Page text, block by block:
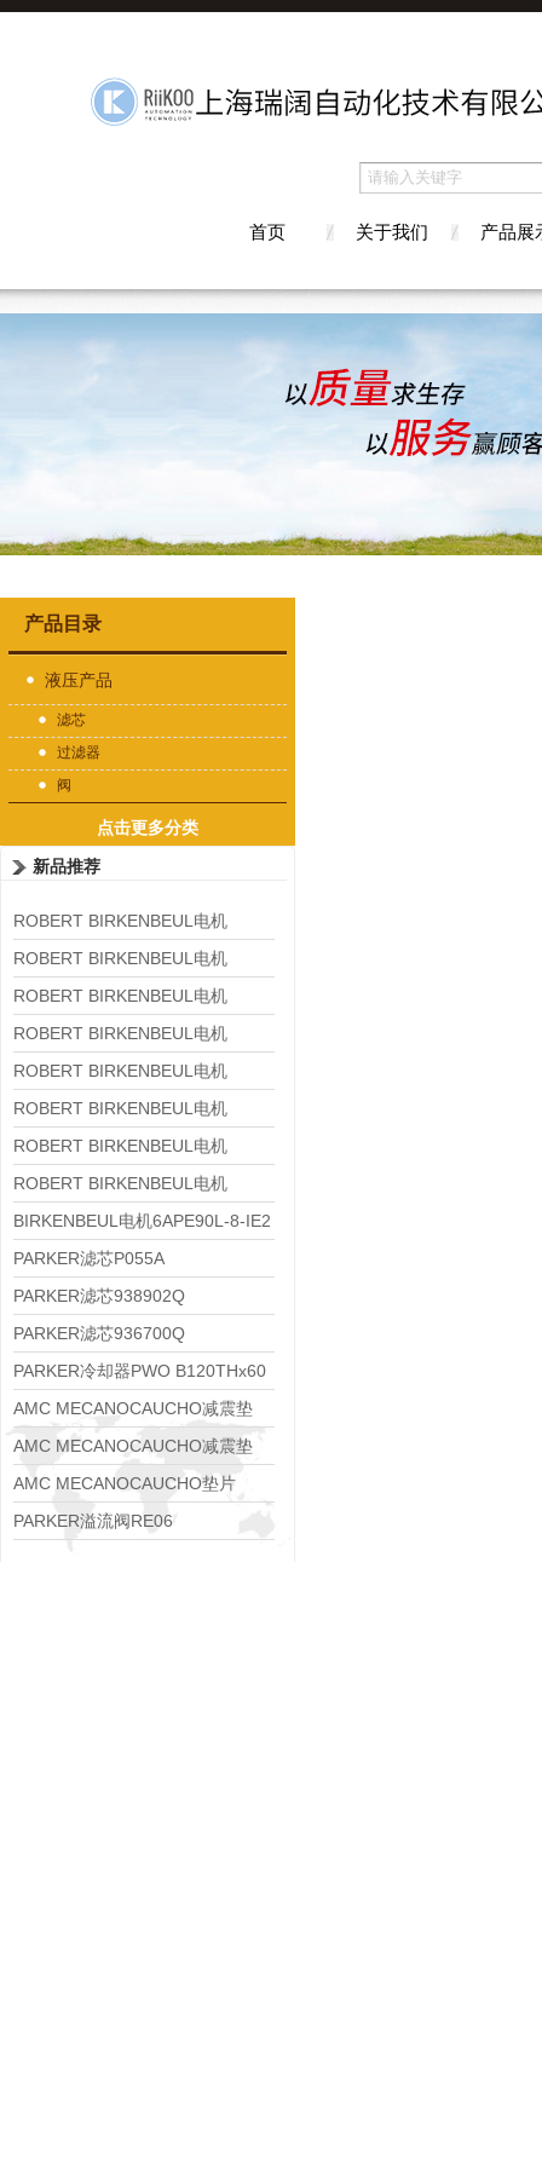
首页 关于我们 产品展
产品目录
液压产品
滤芯
过滤器
阀
点击更多分类
新品推荐
ROBERT BIRKENBEUL电机
8APE225M-4-IE3
ROBERT BIRKENBEUL电机
8APE180L-4 IE3
ROBERT BIRKENBEUL电机
8APE160M-6 IE3
ROBERT BIRKENBEUL电机
8APE160L-4-IE3
ROBERT BIRKENBEUL电机
8APE112M-6K-IE3
ROBERT BIRKENBEUL电机
8APE100L-2 IE3
ROBERT BIRKENBEUL电机
8APE90S-4 IE3
ROBERT BIRKENBEUL电机
8APE80M-2K-IE3
BIRKENBEUL电机6APE90L-8-IE2
PARKER滤芯P055A
PARKER滤芯938902Q
PARKER滤芯936700Q
PARKER冷却器PWO B120THx60
AMC MECANOCAUCHO减震垫
138552
AMC MECANOCAUCHO减震垫
138551
AMC MECANOCAUCHO垫片
608074
PARKER溢流阀RE06